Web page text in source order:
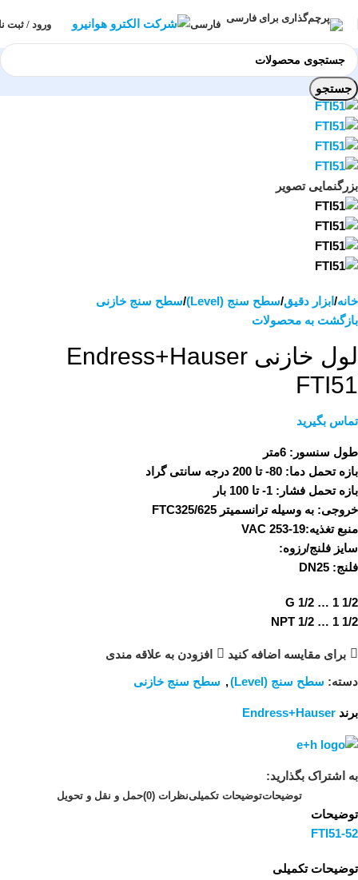
فارسی ورود / ثبت
جستجو
بزرگنمایی تصویر
خانه ابزار دقیق سطح سنج (Level)
سطح سنج خازنی
بازگشت به محصولات
لول خازنی Endress+Hauser
FTI51
تماس بگیرید
طول سنسور: 6متر
بازه تحمل دما: 80- تا 200 درجه سانتی گراد
بازه تحمل فشار:
خروجی: به وسیله ترانسمیتر FTC325/625
منبع تغذیه:19-253 VAC
سایز فلنج/رزوه:
فلنج: DN25
G 1/2 … 1 1/2
NPT 1/2 … 1 1/2
برای مقایسه اضافه کنید افزودن به علاقه مندی
دسته: سطح سنج (Level) , سطح سنج خازنی
برند Endress+Hauser
به اشتراک بگذارید:
توضیحاتتوضیحات تکمیلینظرات (0) حمل و نقل و تحویل
توضیحات
FTI51-52
توضیحات تکمیلی